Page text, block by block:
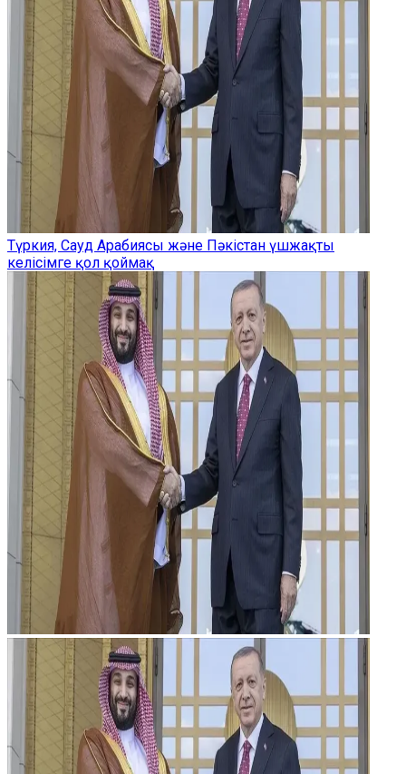
Түркия, Сауд Арабиясы және Пәкістан үшжақты
келісімге қол қоймақ